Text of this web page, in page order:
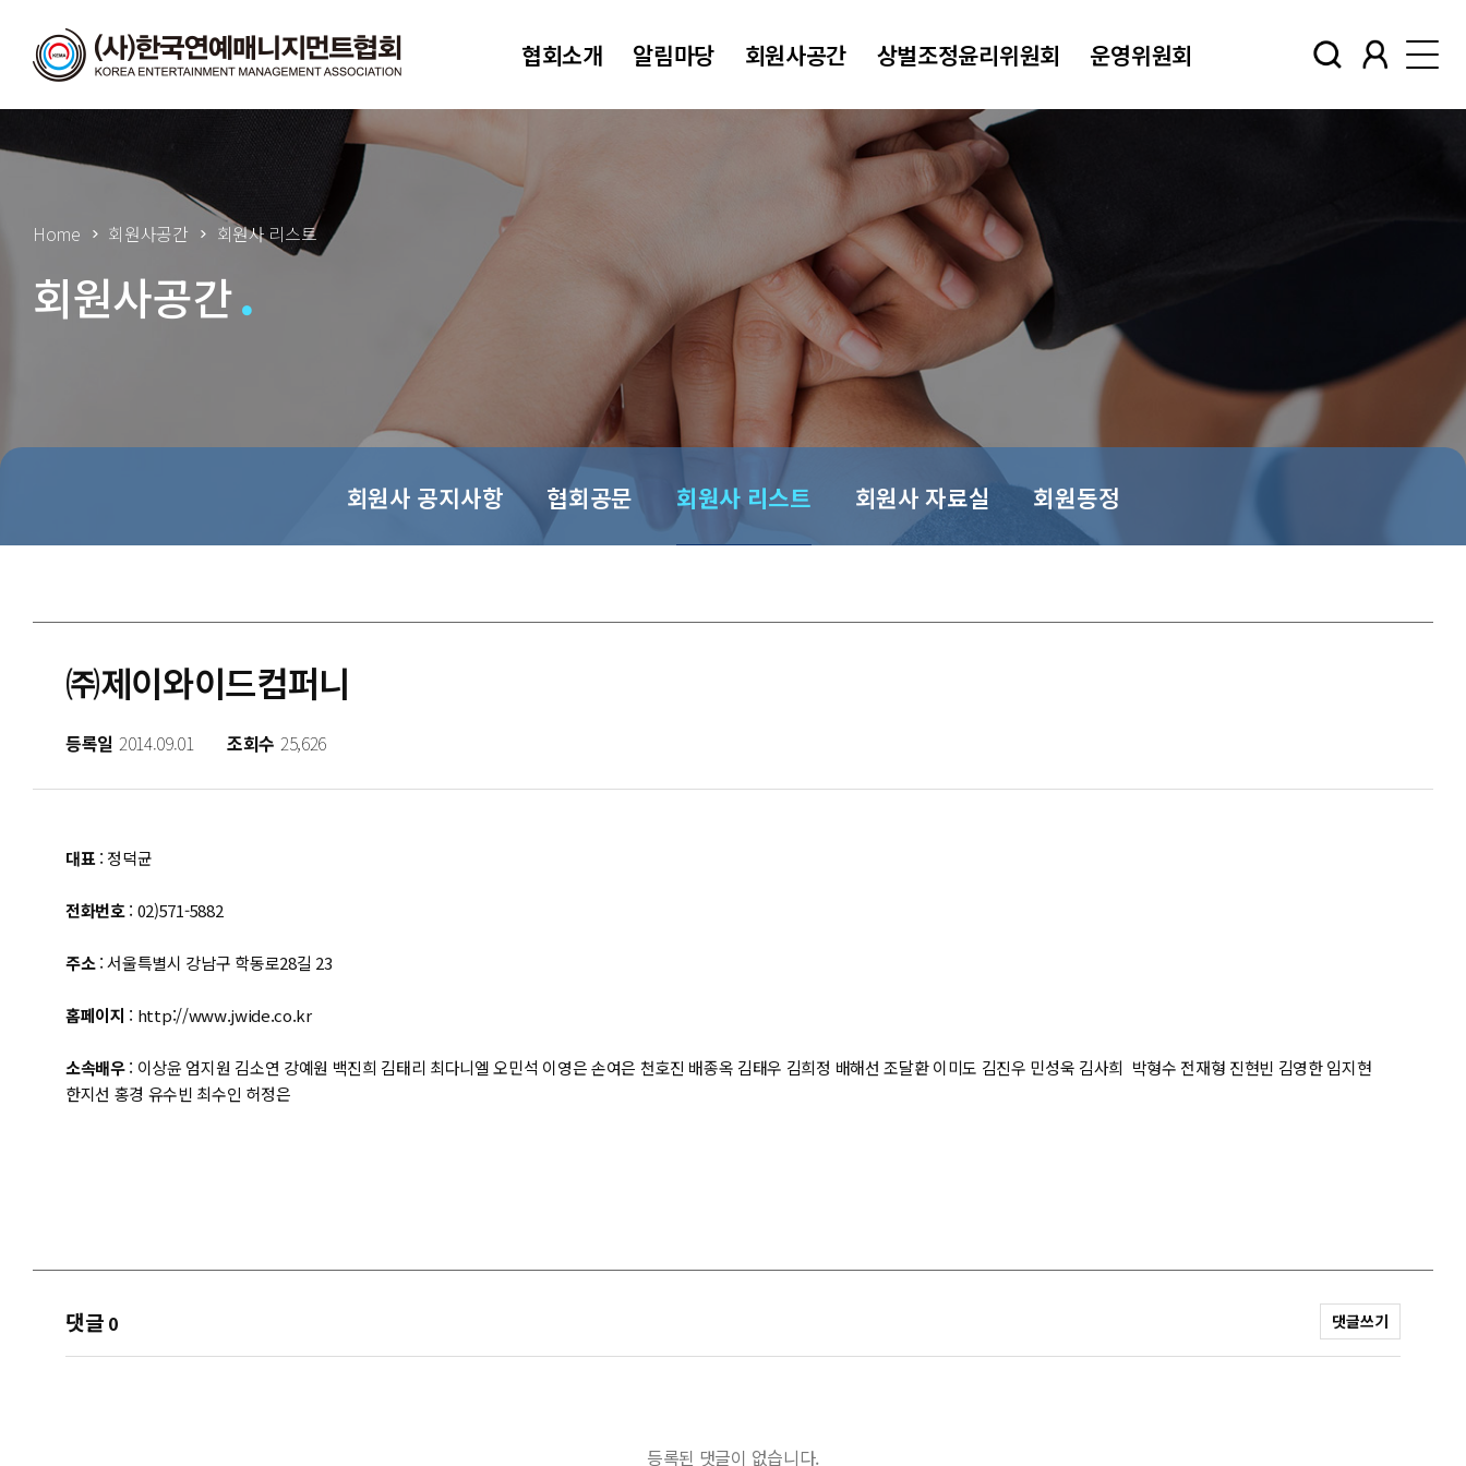
협회소개 알림마당 회원사공간 상벌조정윤리위원회 운영위원회
Home 회원사공간 회원사 리스트
회원사공간
회원사 공지사항 협회공문 회원사 리스트 회원사 자료실 회원동정
㈜제이와이드컴퍼니
등록일 2014.09.01 조회수 25,626
대표: 정덕균
전화번호: 02)571-5882
주소: 서울특별시 강남구 학동로28길 23
홈페이지 : http://www.jwide.co.kr
소속배우: 이상윤 엄지원 김소연 강예원 백진희 김태리 최다니엘 오민석 이영은 손여은 천호진 배종옥 김태우 김희정 배해선 조달환 이미도 김진우 민성욱 김사희 박형수 전재형 진현빈 김영한 임지현
한지선 홍경 유수빈 최수인 허정은
댓글 0 댓글쓰기
등록된 댓글이 없습니다.